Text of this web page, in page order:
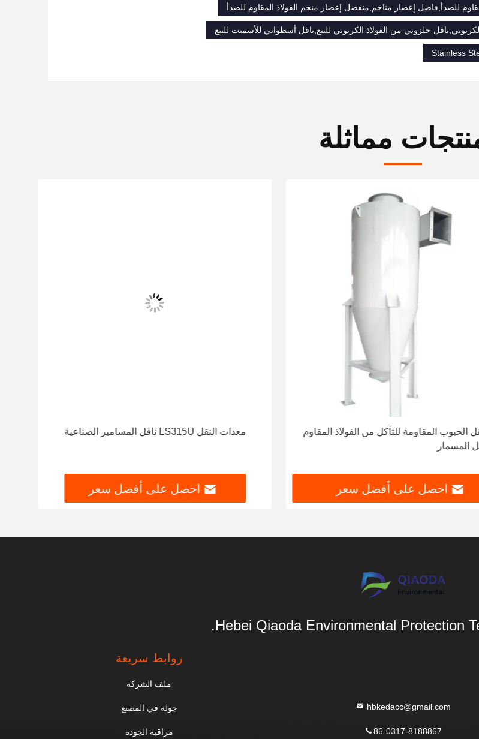
للصدأ,فاصل إعصار مناجم,منفصل إعصار منجم الفولاذ المقاوم للصدأ
Stainless
مماثلة
الحبوب المقاومة للتآكل من الفولاذ المقاوم
المسمار
احصل على أفضل سعر
معدات النقل LS315U ناقل المسامير الصناعية
احصل على أفضل سعر
Hebei Qiaoda Environmental Protection
hbkedacc@gmail.com
86-0317-8188867
روابط سريعة
ملف الشركة
جولة في المصنع
مراقبة الجودة